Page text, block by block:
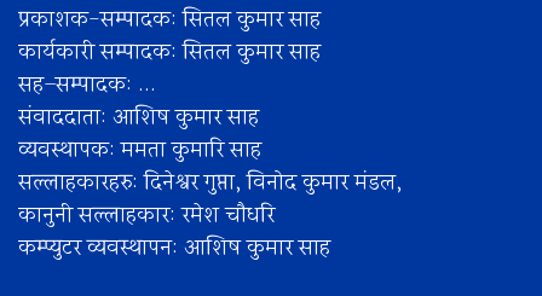
प्रकाशक-सम्पादक: सितल कुमार साह
कार्यकारी सम्पादक: सितल कुमार साह
सह–सम्पादक: ...
संवाददाता: आशिष कुमार साह
व्यवस्थापक: ममता कुमारि साह
सल्लाहकारहरु: दिनेश्वर गुप्ता, विनोद कुमार मंडल,
कानुनी सल्लाहकार: रमेश चाैधरि
कम्प्युटर व्यवस्थापन: आशिष कुमार साह